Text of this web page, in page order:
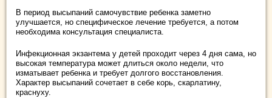
В период высыпаний самочувствие ребенка заметно
улучшается, но специфическое лечение требуется, а потом
необходима консультация специалиста.
Инфекционная экзантема у детей проходит через 4 дня сама, но
высокая температура может длиться около недели, что
изматывает ребенка и требует долгого восстановления.
Характер высыпаний сочетает в себе корь, скарлатину,
краснуху.